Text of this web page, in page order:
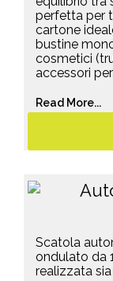
perfetta per
cartone
bustine
cosmetici
accessori
Read More...
Scatola
ondulato da
realizzata